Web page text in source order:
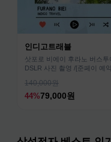
인디고트래블
삿포로 비에이 후라노 버스투
DSLR 사진 촬영 /[준페이 예약
140,000원
44%79,000원